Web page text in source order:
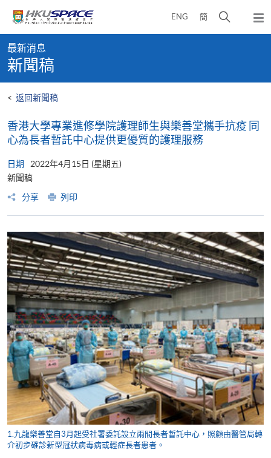
content
ENG 簡
開
彈
出
content
start
最新消息
新聞稿
< 返回新聞稿
香港大學專業進修學院護理師生與樂善堂攜手抗疫 同
心為長者暫託中心提供更優質的護理服務
日期
2022年4月15日 (星期五)
新聞稿
分享
列印
1.九龍樂善堂自3月起受社署委託設立兩間長者暫託中心，照顧由醫管局轉
介初步確診新型冠狀病毒病或輕症長者患者。